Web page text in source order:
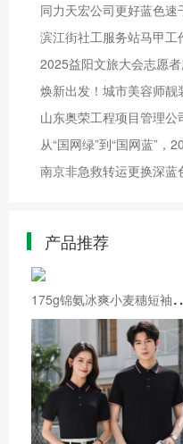
同力天宏公司更好蓝色速
滨江街社工服务站马甲工
焕新出发！城市美容师靓
山东奥荣工程项目管理
从“国网绿”到“国网蓝”，
南京非急救转运更换深
产品推荐
75g锦氨冰爽小